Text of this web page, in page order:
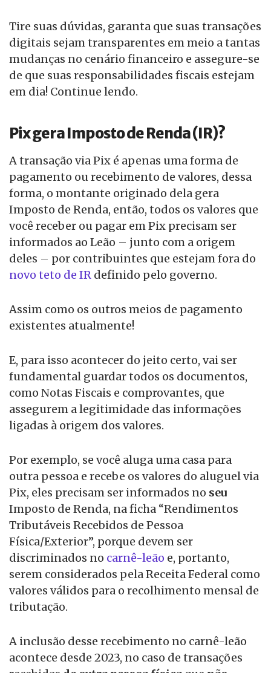
Tire suas dúvidas, garanta que suas transações
digitais sejam transparentes em meio a tantas
mudanças no cenário financeiro e assegure-se
de que suas responsabilidades fiscais estejam
em dia! Continue lendo.
Pix gera Imposto de Renda (IR)?
A transação via Pix é apenas uma forma de
pagamento ou recebimento de valores, dessa
forma, o montante originado dela gera
Imposto de Renda, então, todos os valores que
você receber ou pagar em Pix precisam ser
informados ao Leão – junto com a origem
deles – por contribuintes que estejam fora do
novo teto de IR definido pelo governo.
Assim como os outros meios de pagamento
existentes atualmente!
E, para isso acontecer do jeito certo, vai ser
fundamental guardar todos os documentos,
como Notas Fiscais e comprovantes, que
assegurem a legitimidade das informações
ligadas à origem dos valores.
Por exemplo, se você aluga uma casa para
outra pessoa e recebe os valores do aluguel via
Pix, eles precisam ser informados no seu
Imposto de Renda, na ficha “Rendimentos
Tributáveis Recebidos de Pessoa
Física/Exterior”, porque devem ser
discriminados no carnê-leão e, portanto,
serem considerados pela Receita Federal como
valores válidos para o recolhimento mensal de
tributação.
A inclusão desse recebimento no carnê-leão
acontece desde 2023, no caso de transações